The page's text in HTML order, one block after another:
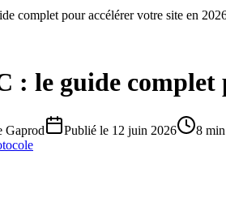
complet pour accélérer votre site en
: le guide complet
Gaprod Publié le 12 juin 2026
8